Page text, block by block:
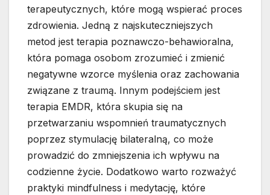
terapeutycznych, które mogą wspierać proces
zdrowienia. Jedną z najskuteczniejszych
metod jest terapia poznawczo-behawioralna,
która pomaga osobom zrozumieć i zmienić
negatywne wzorce myślenia oraz zachowania
związane z traumą. Innym podejściem jest
terapia EMDR, która skupia się na
przetwarzaniu wspomnień traumatycznych
poprzez stymulację bilateralną, co może
prowadzić do zmniejszenia ich wpływu na
codzienne życie. Dodatkowo warto rozważyć
praktyki mindfulness i medytację, które